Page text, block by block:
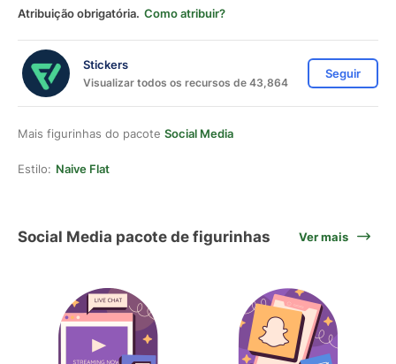
Atribuição obrigatória. Como atribuir?
Stickers
Visualizar todos os recursos de 43,864
Seguir
Mais figurinhas do pacote Social Media
Estilo: Naive Flat
Social Media pacote de figurinhas Ver mais